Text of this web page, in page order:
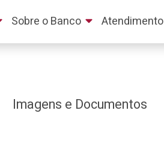
Sobre o Banco Atendimento
Imagens e Documentos